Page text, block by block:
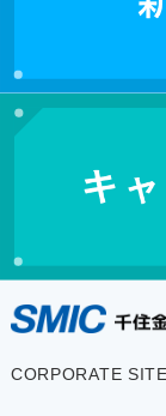
CORPORATE SITE